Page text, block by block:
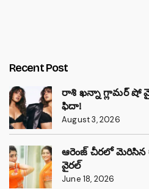
Recent Post
రాశి ఖన్నా గ్లామర్ షో
ఫిదా!
August 3, 2026
ఆరెంజ్ చీరలో మెరిసిన
వైరల్
June 18, 2026